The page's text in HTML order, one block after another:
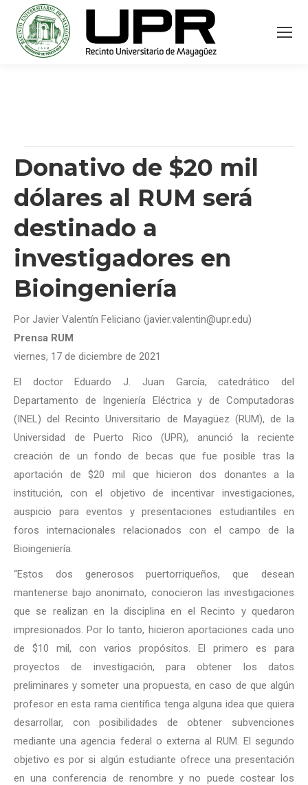
Donativo de $20 mil
dólares al RUM será
destinado a
investigadores en
Bioingeniería
Por Javier Valentín Feliciano (javier.valentin@upr.edu)
Prensa RUM
viernes, 17 de diciembre de 2021
El doctor Eduardo J. Juan García, catedrático del
Departamento de Ingeniería Eléctrica y de Computadoras
(INEL) del Recinto Universitario de Mayagüez (RUM), de la
Universidad de Puerto Rico (UPR), anunció la reciente
creación de un fondo de becas que fue posible tras la
aportación de $20 mil que hicieron dos donantes a la
institución, con el objetivo de incentivar investigaciones,
auspicio para eventos y presentaciones estudiantiles en
foros internacionales relacionados con el campo de la
Bioingeniería.
“Estos dos generosos puertorriqueños, que desean
mantenerse bajo anonimato, conocieron las investigaciones
que se realizan en la disciplina en el Recinto y quedaron
impresionados. Por lo tanto, hicieron aportaciones cada uno
de $10 mil, con varios propósitos. El primero es para
proyectos de investigación, para obtener los datos
preliminares y someter una propuesta, en caso de que algún
profesor en esta rama científica tenga alguna idea que quiera
desarrollar, con posibilidades de obtener subvenciones
mediante una agencia federal o externa al RUM. El segundo
objetivo es por si algún estudiante ofrece una presentación
en una conferencia de renombre y no puede costear los